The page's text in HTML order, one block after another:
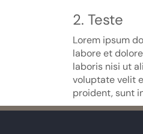
2. Teste
Lorem ipsum
labore et
laboris nisi ut
voluptate velit
proident, sunt